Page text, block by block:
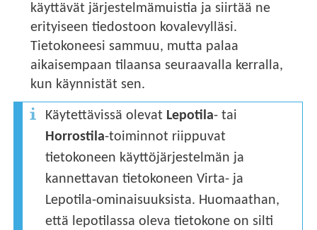
käyttävät järjestelmämuistia ja siirtää ne
erityiseen tiedostoon kovalevylläsi.
Tietokoneesi sammuu, mutta palaa
aikaisempaan tilaansa seuraavalla kerralla,
kun käynnistät sen.
Käytettävissä olevat Lepotila- tai
Horrostila-toiminnot riippuvat
tietokoneen käyttöjärjestelmän ja
kannettavan tietokoneen Virta- ja
Lepotila-ominaisuuksista. Huomaathan,
että lepotilassa oleva tietokone on silti